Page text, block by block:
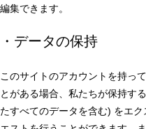
編集できます。
・データの保持
このサイトのアカウントを持っ
とがある場合、私たちが保持す
たすべてのデータを含む) をエ